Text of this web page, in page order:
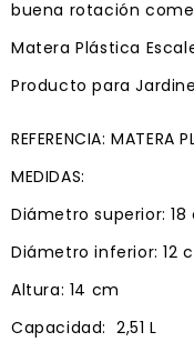
buena rotación
Matera Plástica
Producto para
REFERENCIA: MATERA
MEDIDAS:
Diámetro superior: 18
Diámetro inferior: 12
Altura: 14 cm
Capacidad: 2,51 L